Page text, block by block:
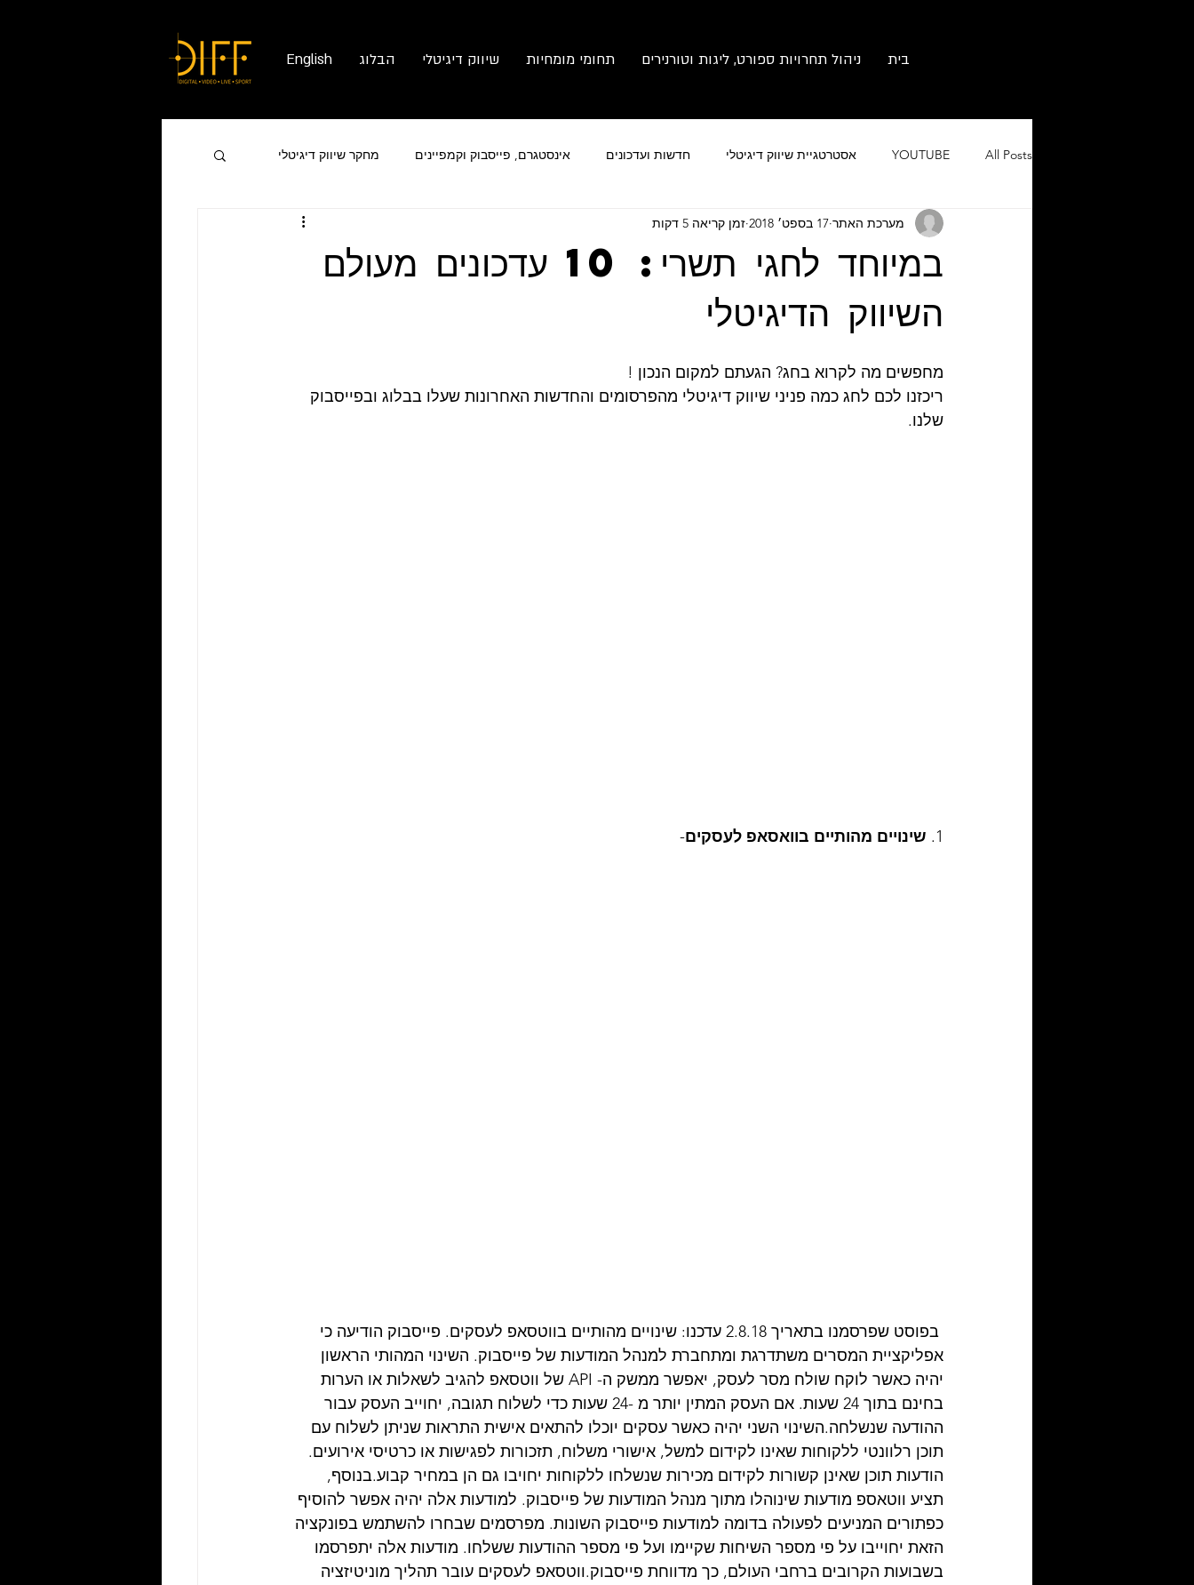
בית ניהול תחרויות ספורט, ליגות וטורנירים תחומי מומחיות שיווק דיגיטלי הבלוג English
All Posts
YOUTUBE אסטרטגיית שיווק דיגיטלי חדשות ועדכונים אינסטגרם, פייסבוק וקמפיינים מחקר שיווק דיגיטלי
גוגל אורגני וממומן מיתוג ובניית מותג צילום זום
במיוחד לחגי תשרי: 10 עדכונים מעולם
השיווק הדיגיטלי
מערכת האתר 17 בספט׳ 2018 זמן קריאה 5 דקות
מחפשים מה לקרוא בחג? הגעתם למקום הנכון !
ריכזנו לכם לחג כמה פניני שיווק דיגיטלי מהפרסומים והחדשות האחרונות שעלו בבלוג ובפייסבוק
שלנו.
1. שינויים מהותיים בוואסאפ לעסקים-
בפוסט שפרסמנו בתאריך 2.8.18 עדכנו: שינויים מהותיים בווטסאפ לעסקים. פייסבוק הודיעה כי
אפליקציית המסרים משתדרגת ומתחברת למנהל המודעות של פייסבוק. השינוי המהותי הראשון
יהיה כאשר לוקח שולח מסר לעסק, יאפשר ממשק ה- API של ווטסאפ להגיב לשאלות או הערות
בחינם בתוך 24 שעות. אם העסק המתין יותר מ -24 שעות כדי לשלוח תגובה, יחוייב העסק עבור
ההודעה שנשלחה.השינוי השני יהיה כאשר עסקים יוכלו להתאים אישית התראות שניתן לשלוח עם
תוכן רלוונטי ללקוחות שאינו לקידום למשל, אישורי משלוח, תזכורות לפגישות או כרטיסי אירועים.
הודעות תוכן שאינן קשורות לקידום מכירות שנשלחו ללקוחות יחויבו גם הן במחיר קבוע.בנוסף,
תציע ווטאספ מודעות שינוהלו מתוך מנהל המודעות של פייסבוק. למודעות אלה יהיה אפשר להוסיף
כפתורים המניעים לפעולה בדומה למודעות פייסבוק השונות. מפרסמים שבחרו להשתמש בפונקציה
הזאת יחוייבו על פי מספר השיחות שקיימו ועל פי מספר ההודעות ששלחו. מודעות אלה יתפרסמו
בשבועות הקרובים ברחבי העולם, כך מדווחת פייסבוק.ווטסאפ לעסקים עובר תהליך מוניטיזציה